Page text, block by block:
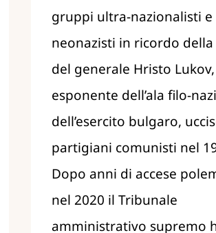
gruppi ultra-nazionalisti e
neonazisti in ricordo
del generale Hristo Lukov,
esponente dell’ala filo-
dell’esercito bulgaro,
partigiani comunisti nel
Dopo anni di accese
nel 2020 il Tribunale
amministrativo supremo